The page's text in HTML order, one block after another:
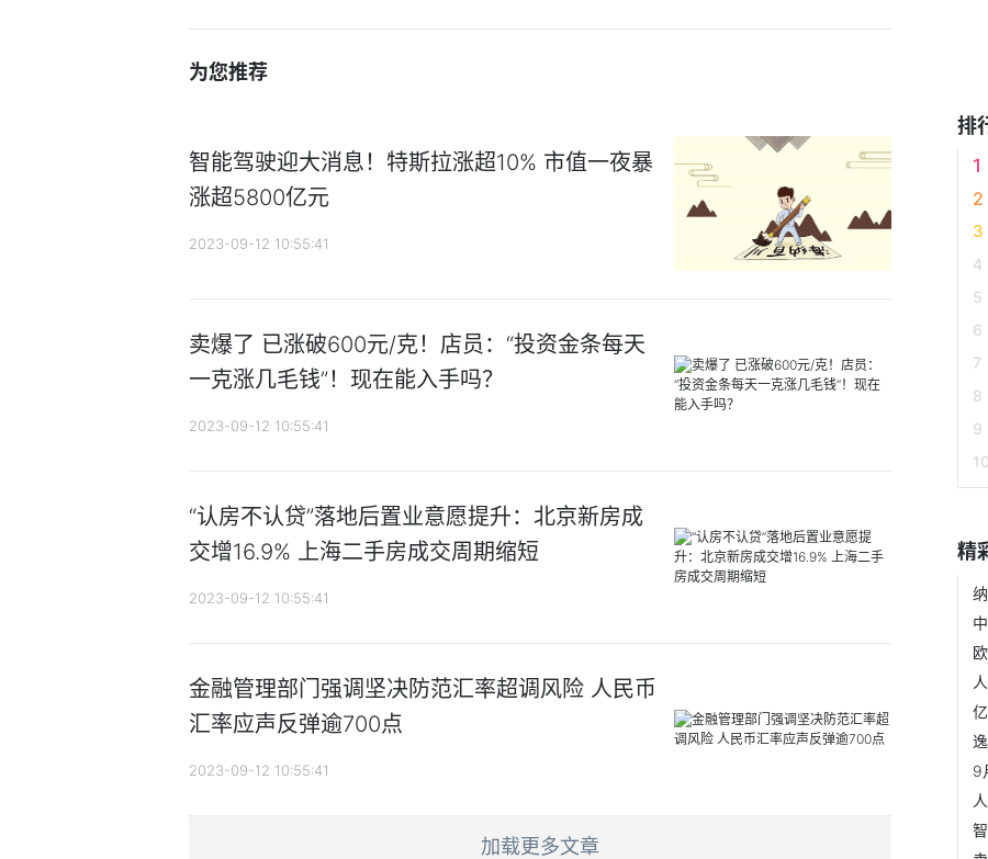
为您推荐
智能驾驶迎大消息！特斯拉涨超10% 市值一夜暴
涨超5800亿元
2023-09-12 10:55:41
卖爆了 已涨破600元/克！店员：“投资金条每天
一克涨几毛钱”！现在能入手吗？
2023-09-12 10:55:41
“认房不认贷”落地后置业意愿提升：北京新房成
交增16.9% 上海二手房成交周期缩短
2023-09-12 10:55:41
金融管理部门强调坚决防范汇率超调风险 人民币
汇率应声反弹逾700点
2023-09-12 10:55:41
加载更多文章
排
精